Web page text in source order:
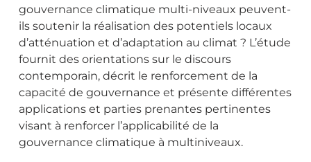
gouvernance climatique multi-niveaux peuvent-
ils soutenir la réalisation des potentiels locaux
d’atténuation et d’adaptation au climat ? L’étude
fournit des orientations sur le discours
contemporain, décrit le renforcement de la
capacité de gouvernance et présente différentes
applications et parties prenantes pertinentes
visant à renforcer l’applicabilité de la
gouvernance climatique à multiniveaux.